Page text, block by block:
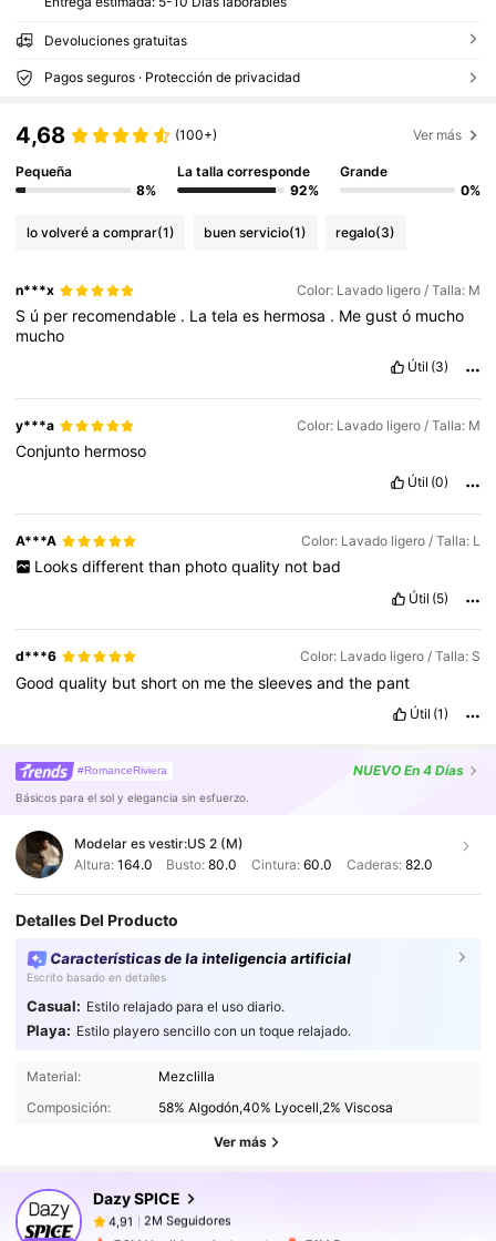
Devoluciones gratuitas
Pagos seguros · Protección de privacidad
4,68 (100+) Ver más
Pequeña
8%
La talla corresponde
92%
Grande
0%
lo volveré a comprar(1) buen servicio(1) regalo(3)
n***x Color: Lavado ligero / Talla: M
S ú per recomendable . Latelaes hermosa . Megustó mucho
mucho
Útil (3)
y***a Color: Lavado ligero / Talla: M
Conjunto hermoso
Útil (0)
A***A Color: Lavado ligero / Talla: L
Looks different than photo quality not bad
Útil (5)
d***6 Color: Lavado ligero / Talla: S
Goodquality butshorton methesleevesandthe pant
Útil (1)
#RomanceRiviera NUEVO En 4 Días
Básicos para el sol y elegancia sin esfuerzo.
Modelar es vestir:US 2 (M)
Altura: 164.0 Busto:80.0 Cintura: 60.0 Caderas: 82.0
Detalles Del Producto
Características de la inteligencia artificial
Escrito basado en detalles
Casual: Estilo relajado para el uso diario.
Playa: Estilo playero sencillo con un toque relajado.
Material:
Mezclilla
Composición:
58% Algodón,40% Lyocell,2% Viscosa
Ver más
Dazy SPICE
4,91
2M Seguidores
f***5pagóHace 1 día